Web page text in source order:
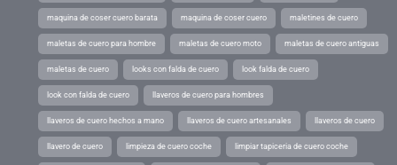
maquina de coser cuero barata maquina de coser cuero maletines de cuero
maletas de cuero para hombre maletas de cuero moto maletas de cuero antiguas
maletas de cuero looks con falda de cuero look falda de cuero
look con falda de cuero llaveros de cuero para hombres
llaveros de cuero hechos a mano llaveros de cuero artesanales llaveros de cuero
llavero de cuero limpieza de cuero coche limpiar tapiceria de cuero coche